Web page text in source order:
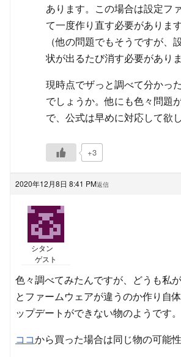
あります。この場合は設定フ
て一度作り直す必要があります
（他の問題でもそうですが、
状が出るたび消す必要があり
現時点でザっと調べて分かっ
でしょうか。他にも色々問題
で、公式は早めに対応して欲
+3
2020年12月8日 8:41 PM返信
シタン
ゲスト
色々調べてみたんですが、どうも私
とファームウェアが違うのか作り自
ップデートができない物のようです。
ココから買った場合は同じ物の可能性